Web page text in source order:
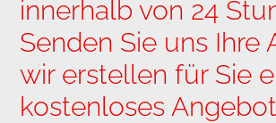
innerhalb von 24
Senden Sie uns Ihre
wir erstellen für Sie
kostenloses